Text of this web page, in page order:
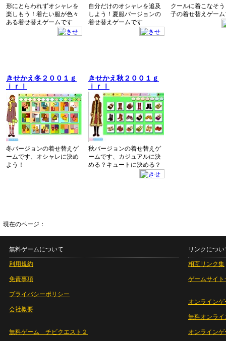
形にとらわれずオシャレを
楽しもう！着たい服が色々
ある着せ替えゲームです
自分だけのオシャレを追及
しよう！夏服バージョンの
着せ替えゲームです
クールに着こなそ
子の着せ替えゲー
きせかえ冬２００１ｇ
ｉｒｌ
冬バージョンの着せ替えゲ
ームです、オシャレに決め
よう！
きせかえ秋２００１ｇ
ｉｒｌ
秋バージョンの着せ替えゲ
ームです、カジュアルに決
める？キュートに決める？
現在のページ：
無料ゲームについて
利用規約
免責事項
プライバシーポリシー
会社概要
無料ゲーム チビクエスト２
リンクについ
相互リンク集
ゲームサイト
オンラインゲ
無料オンライ
オンライン